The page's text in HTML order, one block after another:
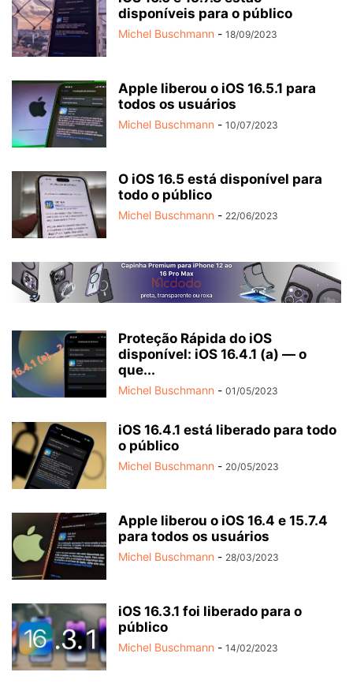
disponíveis para o público
Michel Buschmann - 18/09/2023
Apple liberou o iOS 16.5.1 para
todos os usuários
Michel Buschmann - 10/07/2023
O iOS 16.5 está disponível para
todo o público
Michel Buschmann - 22/06/2023
Proteção Rápida do iOS
disponível: iOS 16.4.1 (a) — o
que...
Michel Buschmann - 01/05/2023
iOS 16.4.1 está liberado para todo
o público
Michel Buschmann - 20/05/2023
Apple liberou o iOS 16.4 e 15.7.4
para todos os usuários
Michel Buschmann - 28/03/2023
iOS 16.3.1 foi liberado para o
público
Michel Buschmann - 14/02/2023